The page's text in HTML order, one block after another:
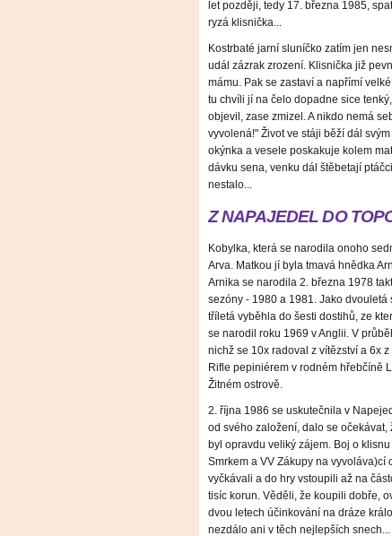
let později, tedy 17. března 1985,
ryzá klisnička...
Kostrbaté jarní sluníčko zatím jen
udál zázrak zrození. Klisnička již
mámu. Pak se zastaví a napřímí
tu chvíli jí na čelo dopadne sice
objevil, zase zmizel. A nikdo nemá
vyvolená!" Život ve stáji běží dál
okýnka a vesele poskakuje kolem
dávku sena, venku dál štěbetají
nestalo...
Z NAPAJEDEL DO
Kobylka, která se narodila onoho
Arva. Matkou jí byla tmavá hnědka
Arnika se narodila 2. března 1978
sezóny - 1980 a 1981. Jako
tříletá vyběhla do šesti dostihů, ze
se narodil roku 1969 v Anglii. V
nichž se 10x radoval z vítězství a 6x
Rifle pepiniérem v rodném hřebčíně
Žitném ostrově.
2. října 1986 se uskutečnila v
od svého založení, dalo se
byl opravdu veliký zájem. Boj o
Smrkem a VV Zákupy na
vyčkávali a do hry vstoupili až na
tisíc korun. Věděli, že koupili dobře,
dvou letech účinkování na dráze
nezdálo ani v těch nejlepších snech...